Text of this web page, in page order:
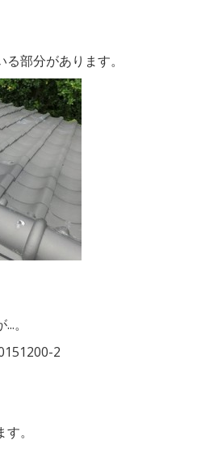
部分があります。
。
。